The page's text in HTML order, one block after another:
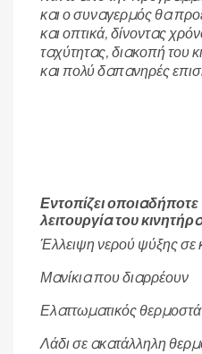
και ο συναγερμός θα
και οπτικά, δίνοντας
ταχύτητας, διακοπή του
και πολύ δαπανηρές
Εντοπίζει
λειτουργία του
Έλλειψη νερού ψύξης σε
Μανίκια που διαρρέουν
Ελαττωματικός
Λάδι σε ακατάλληλη